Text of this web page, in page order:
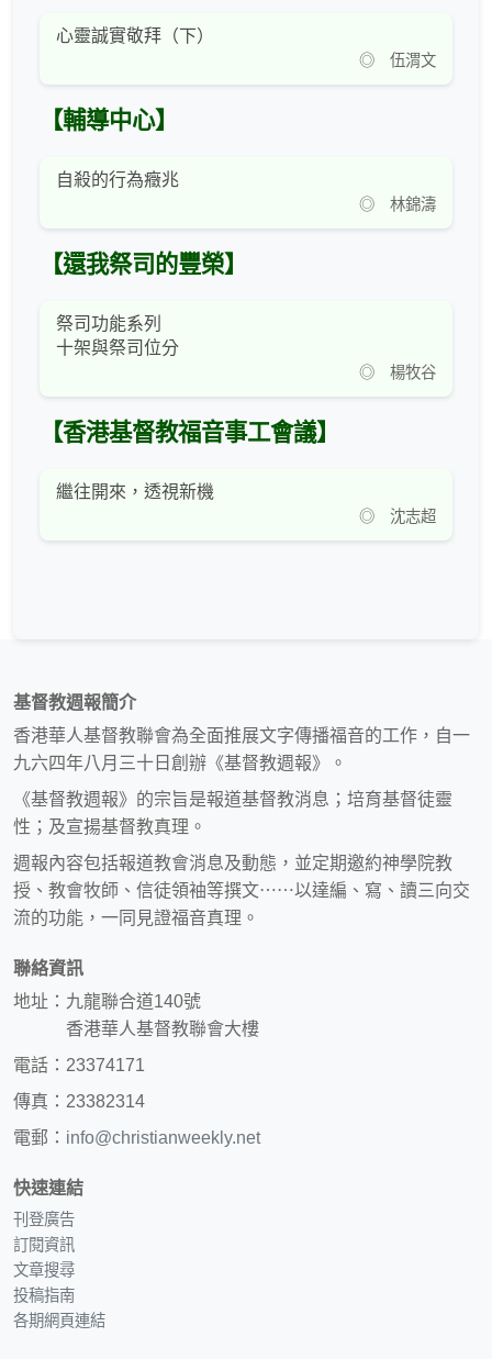
心靈誠實敬拜（下）
◎ 伍渭文
【輔導中心】
自殺的行為癥兆
◎ 林錦濤
【還我祭司的豐榮】
祭司功能系列
十架與祭司位分
◎ 楊牧谷
【香港基督教福音事工會議】
繼往開來，透視新機
◎ 沈志超
基督教週報簡介
香港華人基督教聯會為全面推展文字傳播福音的工作，自一
九六四年八月三十日創辦《基督教週報》。
《基督教週報》的宗旨是報道基督教消息；培育基督徒靈
性；及宣揚基督教真理。
週報內容包括報道教會消息及動態，並定期邀約神學院教
授、教會牧師、信徒領袖等撰文⋯⋯以達編、寫、讀三向交
流的功能，一同見證福音真理。
聯絡資訊
地址：九龍聯合道140號
香港華人基督教聯會大樓
電話：23374171
傳真：23382314
電郵： info@christianweekly.net
快速連結
刊登廣告
訂閱資訊
文章搜尋
投稿指南
各期網頁連結